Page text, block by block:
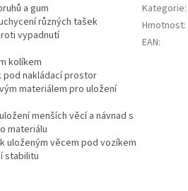
a gum
různých tašek
vypadnutí
kolíkem
pod nakládací prostor
materiálem pro uložení
menších věcí a návnad s
materiálu
uloženým věcem pod vozíkem
stabilitu
Kategorie:
Hmotnost:
EAN: